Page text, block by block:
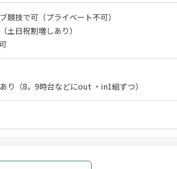
競技で可（プライベート不可）
土日祝割増しあり）
り（8，9時台などにout ・in1組ずつ）